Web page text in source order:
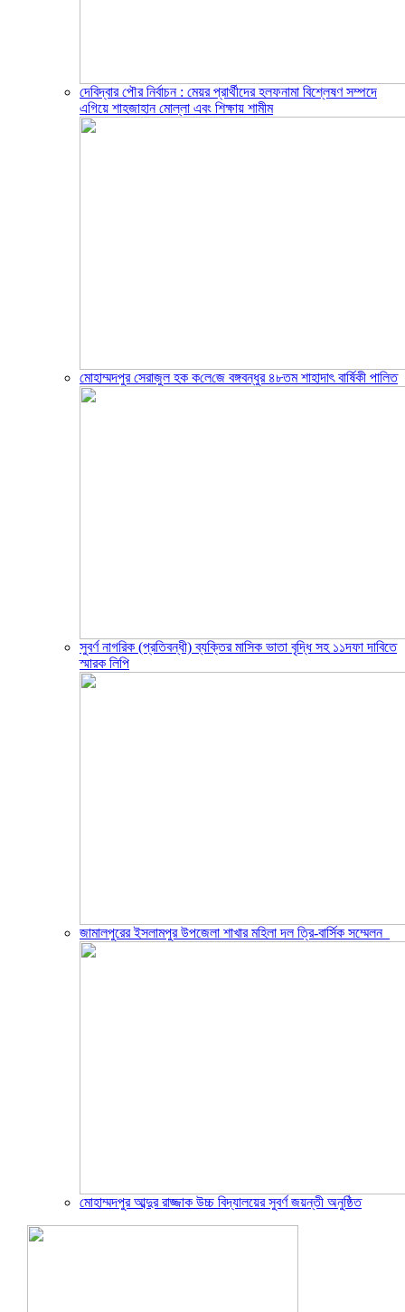
দেবিদ্বার পৌর নির্বাচন : মেয়র প্রার্থীদের হলফনামা বিশ্লেষণ সম্পদে
এগিয়ে শাহজাহান মোল্লা এবং শিক্ষায় শামীম
মোহাম্মদপুর সেরাজুল হক ক‌লে‌জে বঙ্গবন্ধুর ৪৮তম শাহাদাৎ বা‌র্ষিকী পা‌লিত
সুবর্ণ নাগরিক (প্রতিবন্ধী) ব্যক্তির মাসিক ভাতা বৃদ্ধি সহ ১১দফা দাবিতে
স্মারক লিপি
জামালপুরের ইসলামপুর উপজেলা শাখার মহিলা দল ত্রি-বার্সিক সম্মেলন
মোহাম্মদপুর আব্দুর রাজ্জাক উচ্চ বিদ্যালয়ের সুবর্ণ জয়ন্তী অনুষ্ঠিত